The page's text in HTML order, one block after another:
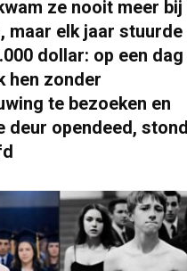
ze nooit meer bij
maar elk jaar stuurde
dollar: op een dag
hen zonder
te bezoeken en
deur opendeed, stond